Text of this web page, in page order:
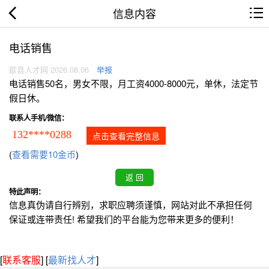
信息内容
电话销售
歙县人才网 2026.08.06 举报
电话销售50名，男女不限，月工资4000-8000元，单休，法定节
假日休。
联系人手机/微信：
132****0288 点击查看完整信息
(查看需要10金币)
特此声明：
信息真伪请自行辨别，求职应聘须谨慎，网站对此不承担任何
保证或连带责任! 希望我们的平台能为您带来更多的便利！
[联系客服] [最新找人才]